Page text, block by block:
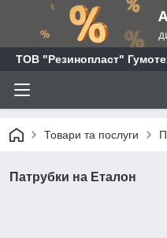
ТОВ "Резинопласт"
Товари та послуги
Патрубки на Еталон